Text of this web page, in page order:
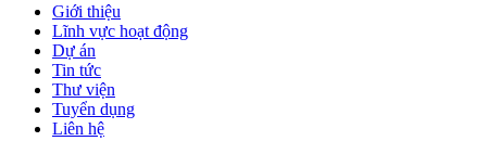
Giới thiệu
Lĩnh vực hoạt động
Dự án
Tin tức
Thư viện
Tuyển dụng
Liên hệ